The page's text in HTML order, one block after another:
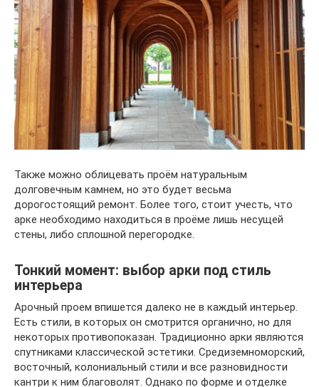
Также можно облицевать проём натуральным
долговечным камнем, но это будет весьма
дорогостоящий ремонт. Более того, стоит учесть, что
арке необходимо находиться в проёме лишь несущей
стены, либо сплошной перегородке.
Тонкий момент: выбор арки под стиль
интерьера
Арочный проем впишется далеко не в каждый интерьер.
Есть стили, в которых он смотрится органично, но для
некоторых противопоказан. Традиционно арки являются
спутниками классической эстетики. Средиземноморский,
восточный, колониальный стили и все разновидности
кантри к ним благоволят. Однако по форме и отделке